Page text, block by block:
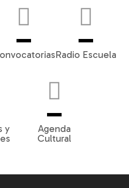
Radio Escuela
y
Agenda
Cultural